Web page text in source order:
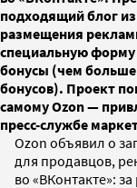
подходящий блог из
размещения
специальную форму
бонусы (чем
бонусов). Проект
самому Ozon —
пресс-службе
Ozon объявил о
для продавцов,
во «ВКонтакте»: